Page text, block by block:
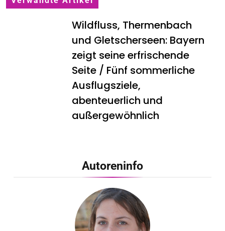
Wildfluss, Thermenbach
und Gletscherseen: Bayern
zeigt seine erfrischende
Seite / Fünf sommerliche
Ausflugsziele,
abenteuerlich und
außergewöhnlich
erneut für beste
Kundenberatung
ausgezeichnet /
Handelsblatt-Studie sieht
LCC zum siebten Mal in
Autoreninfo